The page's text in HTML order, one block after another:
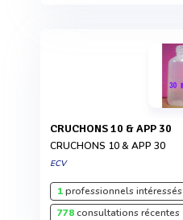
CRUCHONS 10 & APP 30
CRUCHONS 10 & APP 30
ECV
1professionnels intéressés
778consultations récentes